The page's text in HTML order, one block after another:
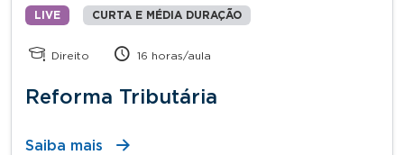
LIVE CURTA E MÉDIA DURAÇÃO
Direito 16 horas/aula
Reforma Tributária
Saiba mais